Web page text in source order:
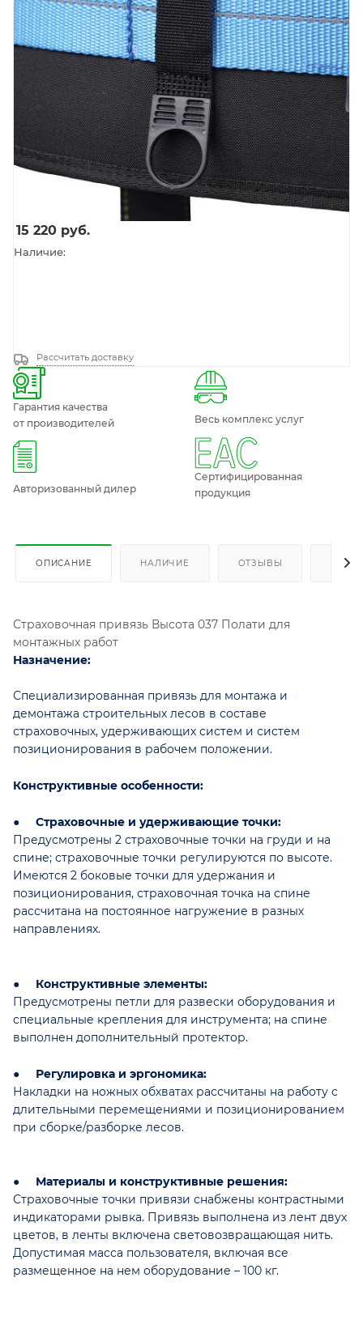
15 220 руб.
Наличие:
Рассчитать доставку
Гарантия качества
от производителей
Весь комплекс услуг
Авторизованный дилер
Сертифицированная
продукция
ОПИСАНИЕ НАЛИЧИЕ ОТЗЫВЫ КАК
Страховочная привязь Высота 037 Полати для
монтажных работ
Назначение:
Специализированная привязь для монтажа и
демонтажа строительных лесов в составе
страховочных, удерживающих систем и систем
позиционирования в рабочем положении.
Конструктивные особенности:
● Страховочные и удерживающие точки:
Предусмотрены 2 страховочные точки на груди и на
спине; страховочные точки регулируются по высоте.
Имеются 2 боковые точки для удержания и
позиционирования, страховочная точка на спине
рассчитана на постоянное нагружение в разных
направлениях.
● Конструктивные элементы:
Предусмотрены петли для развески оборудования и
специальные крепления для инструмента; на спине
выполнен дополнительный протектор.
● Регулировка и эргономика:
Накладки на ножных обхватах рассчитаны на работу с
длительными перемещениями и позиционированием
при сборке/разборке лесов.
● Материалы и конструктивные решения:
Страховочные точки привязи снабжены контрастными
индикаторами рывка. Привязь выполнена из лент двух
цветов, в ленты включена световозвращающая нить.
Допустимая масса пользователя, включая все
размещенное на нем оборудование – 100 кг.